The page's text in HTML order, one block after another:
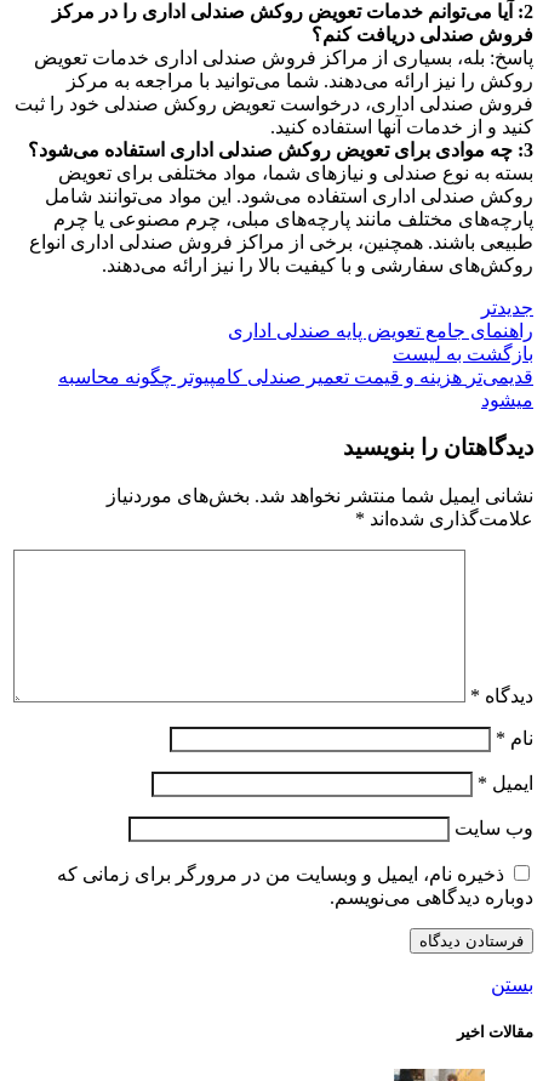
2: آیا می‌توانم خدمات تعویض روکش صندلی اداری را در مرکز
فروش صندلی دریافت کنم؟
پاسخ: بله، بسیاری از مراکز فروش صندلی اداری خدمات تعویض
روکش را نیز ارائه می‌دهند. شما می‌توانید با مراجعه به مرکز
فروش صندلی اداری، درخواست تعویض روکش صندلی خود را ثبت
کنید و از خدمات آنها استفاده کنید.
3: چه موادی برای تعویض روکش صندلی اداری استفاده می‌شود؟
بسته به نوع صندلی و نیازهای شما، مواد مختلفی برای تعویض
روکش صندلی اداری استفاده می‌شود. این مواد می‌توانند شامل
پارچه‌های مختلف مانند پارچه‌های مبلی، چرم مصنوعی یا چرم
طبیعی باشند. همچنین، برخی از مراکز فروش صندلی اداری انواع
روکش‌های سفارشی و با کیفیت بالا را نیز ارائه می‌دهند.
جدیدتر
راهنمای جامع تعویض پایه صندلی اداری
بازگشت به لیست
قدیمی‌تر هزینه و قیمت تعمیر صندلی کامپیوتر چگونه محاسبه
میشود
دیدگاهتان را بنویسید
نشانی ایمیل شما منتشر نخواهد شد. بخش‌های موردنیاز
علامت‌گذاری شده‌اند *
دیدگاه *
نام *
ایمیل *
وب‌ سایت
ذخیره نام، ایمیل و وبسایت من در مرورگر برای زمانی که
دوباره دیدگاهی می‌نویسم.
بستن
مقالات اخیر